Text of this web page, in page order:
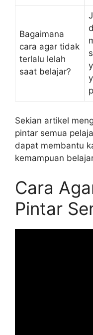
Bagaimana
cara agar tidak
terlalu lelah
saat belajar?
Sekian artikel
pintar semua
dapat membantu
kemampuan
Cara
Pintar